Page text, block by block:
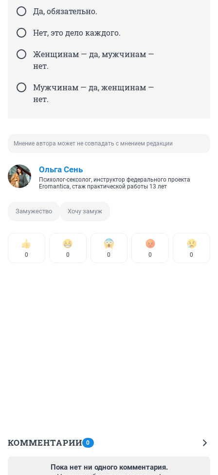
Да, обязательно.
Нет, это дело каждого.
Женщинам — да, мужчинам —
нет.
Мужчинам — да, женщинам —
нет.
Мнение автора может не совпадать с мнением редакции
Ольга Сень
Психолог-сексолог, инструктор федерального проекта
Eromantica, стаж практической работы 13 лет
Замужество Хочу замуж
0 0 0 0 0
КОММЕНТАРИИ 0
Пока нет ни одного комментария.